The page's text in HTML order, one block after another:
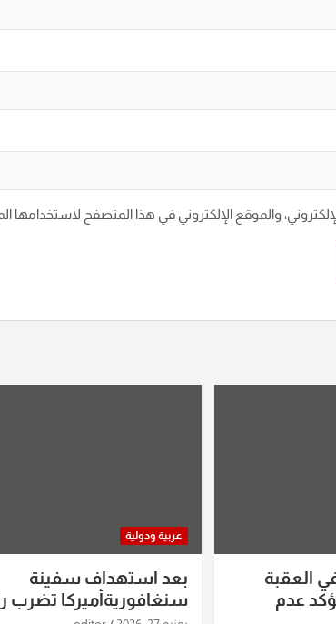
والموقع الإلكتروني في هذا المتصفح لاستخدامها
العقبة
عدم
عربية ودولية
بعد استهداف سفينة
سنغافوريةأميركا تضرب